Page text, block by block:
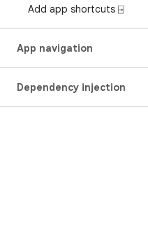
Add app shortcuts ⍈
App navigation
Dependency injection